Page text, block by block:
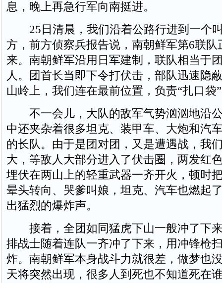
息，晚上再急行军向南挺进。
25日清晨，我们沿着公路行进到一个叫
方，前方侦察兵报告说，南朝鲜军第6联队
来。南朝鲜军沿用日军建制，联队相当于
人。团首长当即下令打伏击，部队迅速隐
山岭上，我们连在最前位置，负责“扎口袋
不一会儿，大队的敌军气势汹汹地沿
中还夹杂着很多坦克、装甲车、大炮和汽
的长队。由于是团对团，又是遭遇战，我
大，等敌人大部分进入了伏击圈，两发红
埋伏在两山上的轻重武器一齐开火，顿时
晕头转向、哭爹叫娘，坦克、汽车也燃起
出猛烈的爆炸声。
接着，全团如同猛虎下山一般冲了下
排战士随着连队一齐冲了下来，用冲锋枪
炸。南朝鲜军本身战斗力就很差，做梦也
天将突然出现，很多人到死也不知道死在